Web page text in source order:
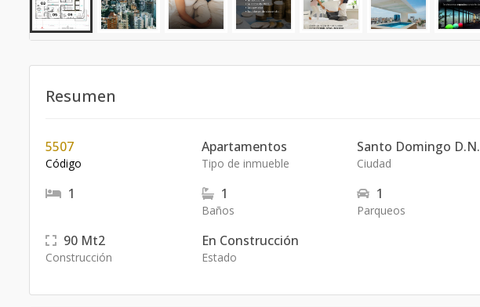
Resumen
5507
Código
Apartamentos
Tipo de inmueble
Santo Domingo D.N.
Ciudad
1 1
Baños
1
Parqueos
90 Mt2
Construcción
En Construcción
Estado